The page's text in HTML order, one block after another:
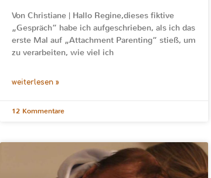
Von Christiane | Hallo Regine,dieses fiktive
„Gespräch“ habe ich aufgeschrieben, als ich das
erste Mal auf „Attachment Parenting“ stieß, um
zu verarbeiten, wie viel ich
weiterlesen »
12 Kommentare